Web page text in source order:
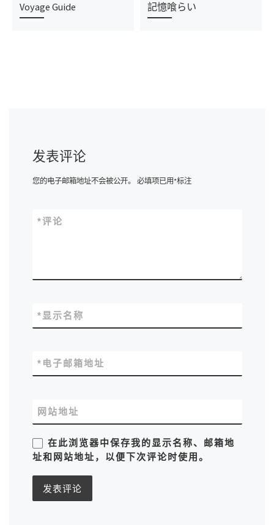
Voyage Guide 記憶喰らい
发表评论
您的电子邮箱地址不会被公开。 必填项已用*标注
评论
*
显示名称
*
电子邮箱地址
*
网站地址
在此浏览器中保存我的显示名称、邮箱地
址和网站地址，以便下次评论时使用。